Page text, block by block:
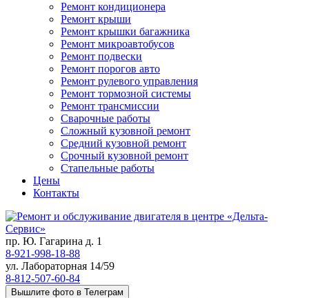
Ремонт кондиционера
Ремонт крыши
Ремонт крышки багажника
Ремонт микроавтобусов
Ремонт подвески
Ремонт порогов авто
Ремонт рулевого управления
Ремонт тормозной системы
Ремонт трансмиссии
Сварочные работы
Сложный кузовной ремонт
Средний кузовной ремонт
Срочный кузовной ремонт
Стапельные работы
Цены
Контакты
пр. Ю. Гагарина д. 1
8-921-998-18-88
ул. Лабораторная 14/59
8-812-507-60-84
Вышлите фото в Телеграм